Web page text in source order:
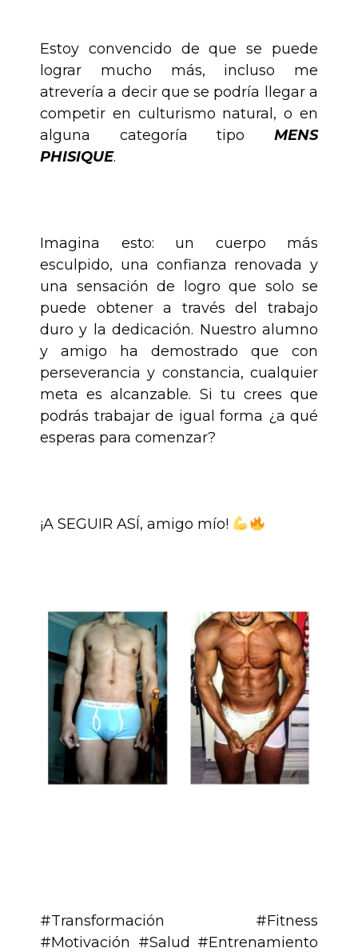
Estoy convencido de que se puede
lograr mucho más, incluso me
atrevería a decir que se podría llegar a
competir en culturismo natural, o en
alguna categoría tipo MENS
PHISIQUE.
Imagina esto: un cuerpo más
esculpido, una confianza renovada y
una sensación de logro que solo se
puede obtener a través del trabajo
duro y la dedicación. Nuestro alumno
y amigo ha demostrado que con
perseverancia y constancia, cualquier
meta es alcanzable. Si tu crees que
podrás trabajar de igual forma ¿a qué
esperas para comenzar?
¡A SEGUIR ASÍ, amigo mío!
#Transformación #Fitness
#Motivación #Salud #Entrenamiento